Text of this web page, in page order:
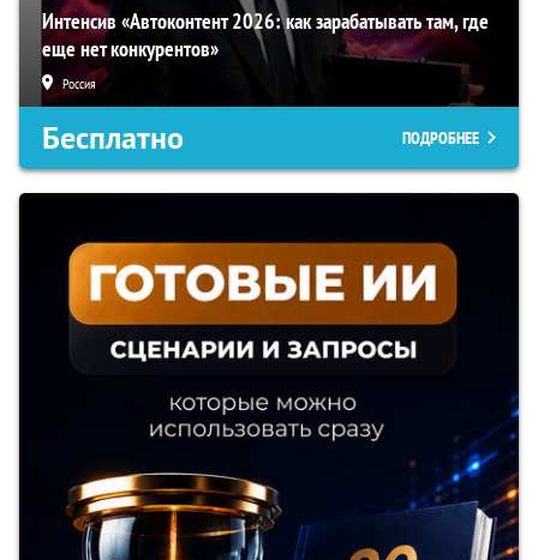
Интенсив «Автоконтент 2026: как зарабатывать там, где
еще нет конкурентов»
Россия
Бесплатно ПОДРОБНЕЕ